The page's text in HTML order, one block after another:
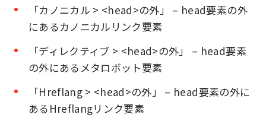
「カノニカル > <head>の外」 – head要素の外
にあるカノニカルリンク要素
「ディレクティブ > <head>の外」 – head要素
の外にあるメタロボット要素
「Hreflang > <head>の外」 – head要素の外に
あるHreflangリンク要素